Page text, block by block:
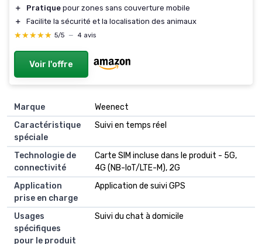
＋
Pratique pour zones sans couverture mobile
＋
Facilite la sécurité et la localisation des animaux
★★★★★
★★★★★ 5/5 — 4 avis
Voir l'offre
Marque
Weenect
Caractéristique
spéciale
Suivi en temps réel
Technologie de
connectivité
Carte SIM incluse dans le produit - 5G,
4G (NB-IoT/LTE-M), 2G
Application
prise en charge
Application de suivi GPS
Usages
spécifiques
pour le produit
Suivi du chat à domicile